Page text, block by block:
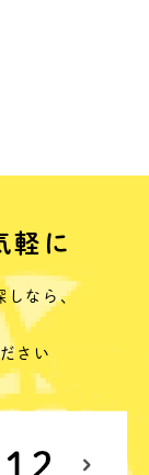
軽に
なら、
さい